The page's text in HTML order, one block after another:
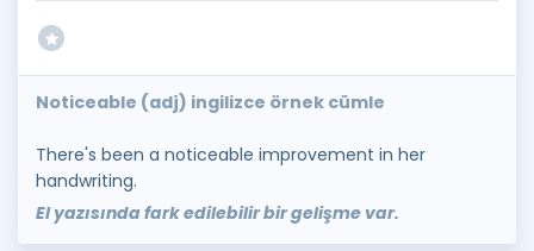
Noticeable (adj) ingilizce örnek cümle
There's been a noticeable improvement in her
handwriting.
El yazısında fark edilebilir bir gelişme var.